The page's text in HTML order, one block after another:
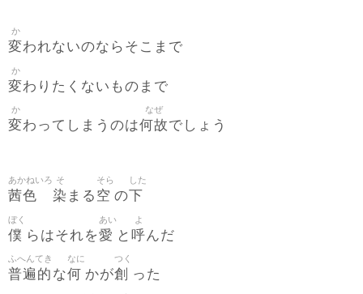
変
か
われないのならそこまで
変
か
わりたくないものまで
変
か
わってしまうのは何故
なぜ
でしょう
茜色
あかねいろ
染
そ
まる 空
そら
の下
した
僕
ぼく
らはそれを愛
あい
と 呼
よ
んだ
普遍的
ふへんてき
な何
なに
かが創
つく
った